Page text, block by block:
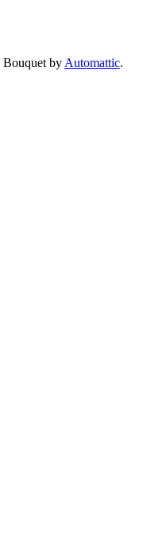
Bouquet by Automattic.